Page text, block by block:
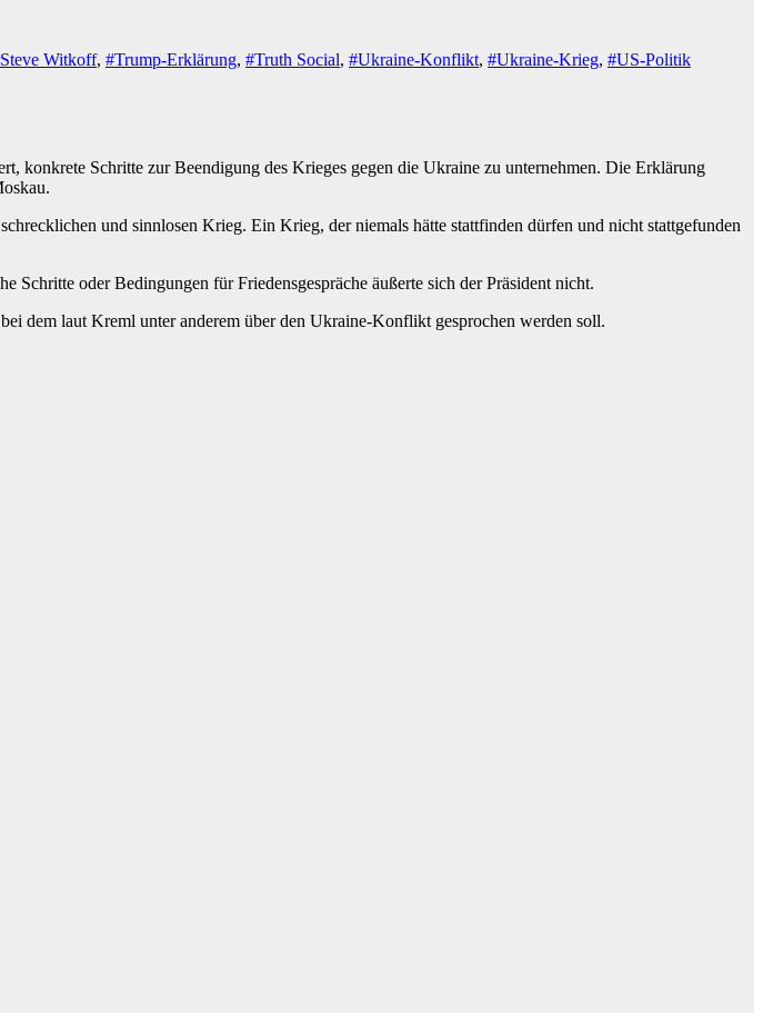
Witkoff, #Trump-Erklärung, #Truth Social, #Ukraine-Konflikt, #Ukraine-Krieg, #US-Politik
konkrete Schritte zur Beendigung des Krieges gegen die Ukraine zu unternehmen. Die Erklärung
und sinnlosen Krieg. Ein Krieg, der niemals hätte stattfinden dürfen und nicht stattgefunden
oder Bedingungen für Friedensgespräche äußerte sich der Präsident nicht.
dem laut Kreml unter anderem über den Ukraine-Konflikt gesprochen werden soll.